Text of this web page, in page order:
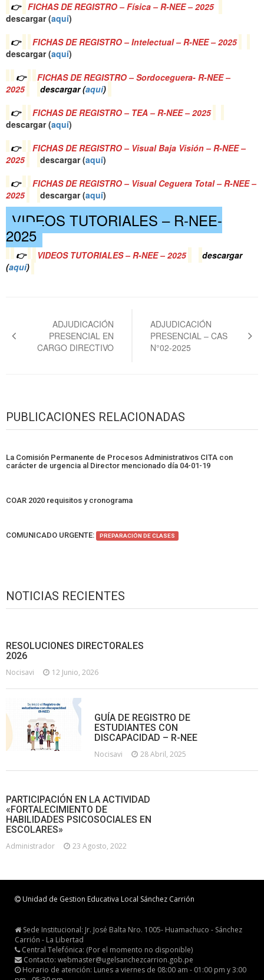
👉 FICHAS DE REGISTRO – Física – R-NEE – 2025
descargar (aquí)
👉
FICHAS DE REGISTRO – Intelectual – R-NEE – 2025
descargar (aquí)
👉
FICHAS DE REGISTRO – Sordoceguera- R-NEE –
2025
descargar (aquí)
👉
FICHAS DE REGISTRO – TEA – R-NEE – 2025
descargar (aquí)
👉
FICHAS DE REGISTRO – Visual Baja Visión – R-NEE –
2025
descargar (aquí)
👉
FICHAS DE REGISTRO – Visual Ceguera Total – R-NEE –
2025
descargar (aquí)
VIDEOS TUTORIALES – R-NEE-
2025
👉 VIDEOS TUTORIALES – R-NEE – 2025
descargar
(aquí)
entradas
ADJUDICACIÓN
PRESENCIAL EN
CARGO DIRECTIVO
ADJUDICACIÓN
PRESENCIAL – CAS
N°02-2025
PUBLICACIONES RELACIONADAS
La Comisión Permanente de Procesos Administrativos CITA con
carácter de urgencia al Director mencionado día 04-01-19
COAR 2020 requisitos y cronograma
COMUNICADO URGENTE: PREPARACIÓN DE CLASES
NOTICIAS RECIENTES
RESOLUCIONES DIRECTORALES
2026
Nocisavi 12 Junio, 2026
GUÍA DE REGISTRO DE
ESTUDIANTES CON
DISCAPACIDAD – R-NEE
Nocisavi 28 Abril, 2025
PARTICIPACIÓN EN LA ACTIVIDAD
«FORTALECIMIENTO DE
HABILIDADES PSICOSOCIALES EN
ESCOLARES»
Administrador 23 Agosto, 2022
Unidad de Gestion Educativa Local Sánchez Carrión
Sede Institucional: Jr. José Balta Nro. 1005- Huamachuco - Sánchez
Carrión - La Libertad
Central Telefónica: (Por el momento no disponible)
Contacto: webmaster@ugelsanchezcarrion.gob.pe
Horario de atención: Lunes a viernes de 08:00 am - 01:00 pm y 3:00